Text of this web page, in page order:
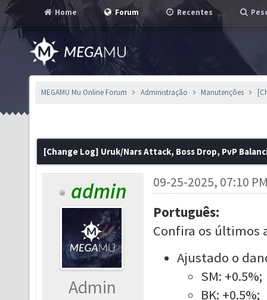
Home Forum Recentes
MEGAMU Mu Online Forum Administração Manutenções
[Change Log] Uruk/Nars Attack, Boss Drop, PvP
admin
Admin
09-25-2025, 07:10
Português:
Confira os últimos
Ajustado o
SM: +0.5%;
BK: +0.5%;